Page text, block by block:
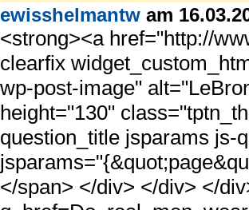
ewisshelmantw am
<strong><a href="http://www.pantelleria.com/newindex">cheap uggs from china</a></strong> |